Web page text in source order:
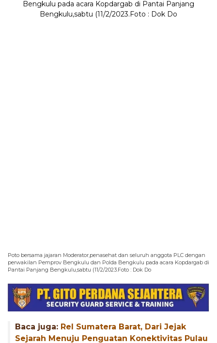
Poto bersama jajaran Moderator,penasehat dan seluruh anggota PLC dengan
perwakilan Pemprov Bengkulu dan Polda Bengkulu pada acara Kopdargab di
Pantai Panjang Bengkulu,sabtu (11/2/2023.Foto : Dok Do
Baca juga: Rel Sumatera Barat, Dari Jejak
Sejarah Menuju Penguatan Konektivitas Pulau